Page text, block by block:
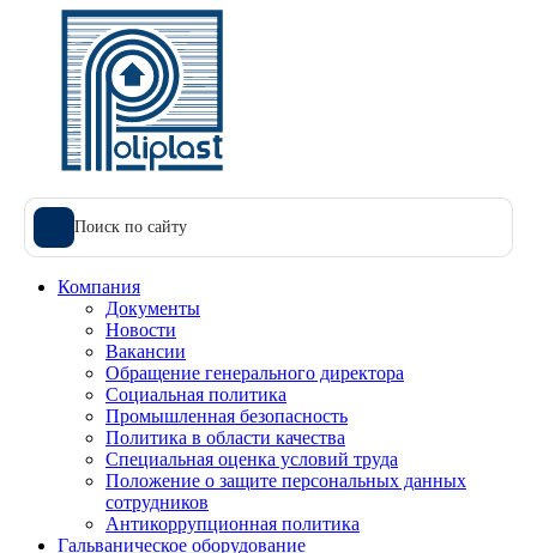
Поиск по сайту
Компания
Документы
Новости
Вакансии
Обращение генерального директора
Социальная политика
Промышленная безопасность
Политика в области качества
Специальная оценка условий труда
Положение о защите персональных данных
сотрудников
Антикоррупционная политика
Гальваническое оборудование